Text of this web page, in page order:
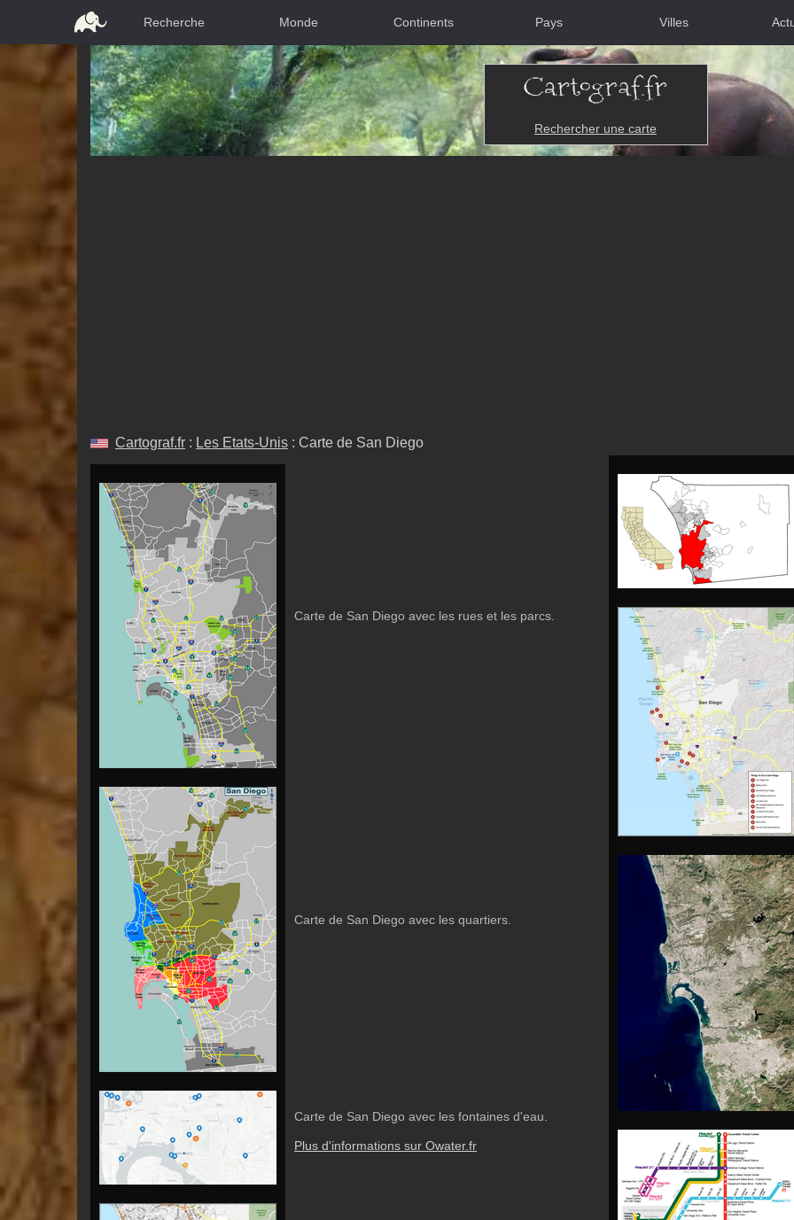
Recherche Monde Continents Pays Villes
Rechercher une carte
Cartograf.fr : Les Etats-Unis : Carte de San Diego
Carte de San Diego avec les rues et les parcs.
Carte de San Diego avec les quartiers.
Carte de San Diego avec les fontaines d'eau.
Plus d'informations sur Owater.fr